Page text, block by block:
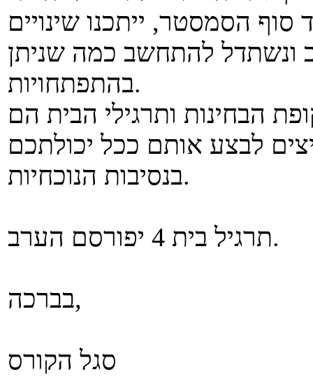
טנטטיבית עד סוף הסמסטר, ייתכנו שינויים
להתחשב כמה שניתן
בהתפתחויות.
הבחינות ותרגילי הבית הם
לבצע אותם ככל יכולתכם
בנסיבות הנוכחיות.
תרגיל בית 4 יפורסם הערב.
בברכה,
סגל הקורס